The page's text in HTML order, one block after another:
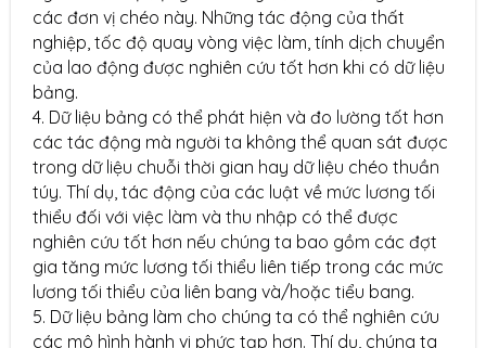
các đơn vị chéo này. Những tác động của thất
nghiệp, tốc độ quay vòng việc làm, tính dịch chuyển
của lao động được nghiên cứu tốt hơn khi có dữ liệu
bảng.
4. Dữ liệu bảng có thể phát hiện và đo lường tốt hơn
các tác động mà người ta không thể quan sát được
trong dữ liệu chuỗi thời gian hay dữ liệu chéo thuần
túy. Thí dụ, tác động của các luật về mức lương tối
thiểu đối với việc làm và thu nhập có thể được
nghiên cứu tốt hơn nếu chúng ta bao gồm các đợt
gia tăng mức lương tối thiểu liên tiếp trong các mức
lương tối thiểu của liên bang và/hoặc tiểu bang.
5. Dữ liệu bảng làm cho chúng ta có thể nghiên cứu
các mô hình hành vi phức tạp hơn. Thí dụ, chúng ta